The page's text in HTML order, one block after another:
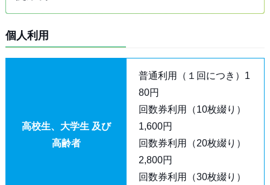
個人利用
高校生、大学生 及び
高齢者
普通利用（１回につき）1
80円
回数券利用（10枚綴り）
1,600円
回数券利用（20枚綴り）
2,800円
回数券利用（30枚綴り）